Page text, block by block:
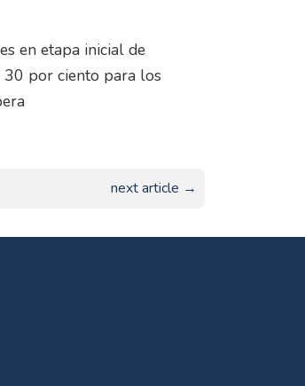
en etapa inicial de
30 por ciento para los
next article →